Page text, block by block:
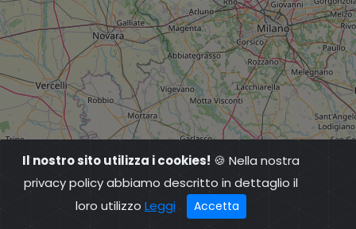
Il nostro sito utilizza i cookies! 🍪 Nella nostra
privacy policy abbiamo descritto in dettaglio il
loro utilizzo Leggi Accetta